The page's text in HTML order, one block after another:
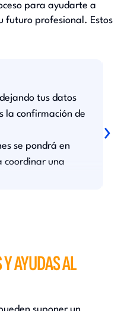
para ayudarte a
futuro profesional. Estos
tus datos
la confirmación de
se pondrá en
coordinar una
›
AYUDAS AL